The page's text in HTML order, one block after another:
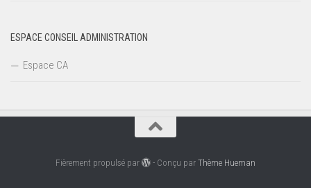
ESPACE CONSEIL ADMINISTRATION
Espace CA
Fièrement propulsé par - Conçu parThème Hueman